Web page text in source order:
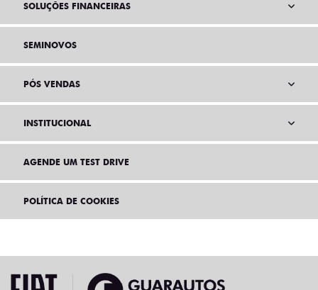
SOLUÇÕES FINANCEIRAS
SEMINOVOS
PÓS VENDAS
INSTITUCIONAL
AGENDE UM TEST DRIVE
POLÍTICA DE COOKIES